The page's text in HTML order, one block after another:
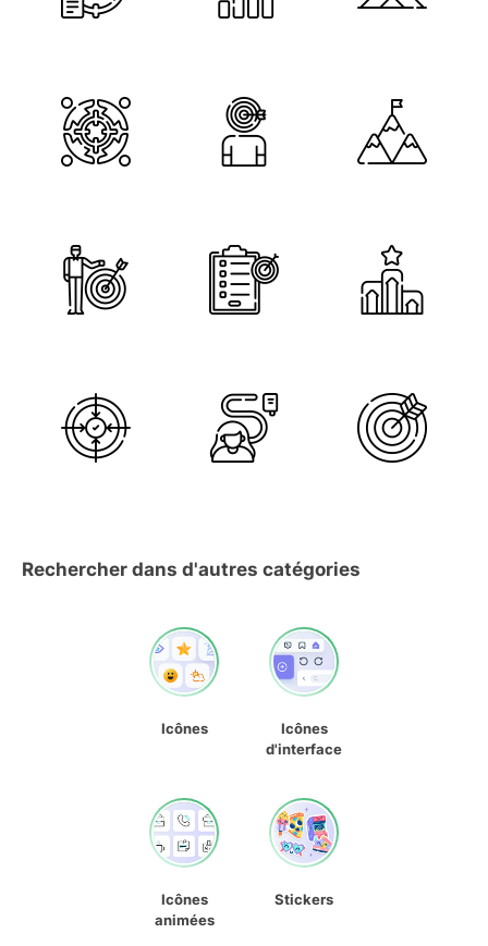
Rechercher dans d'autres catégories
Icônes
Icônes
d'interface
Icônes
animées
Stickers